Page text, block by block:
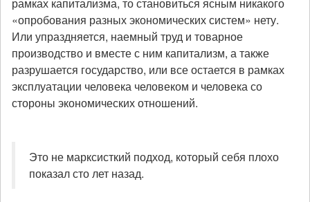
«опробования разных экономических систем» нету.
Или упраздняется, наемный труд и товарное
производство и вместе с ним капитализм, а также
разрушается государство, или все остается в рамках
эксплуатации человека человеком и человека со
стороны экономических отношений.
Это не марксисткий подход, который себя плохо
показал сто лет назад.